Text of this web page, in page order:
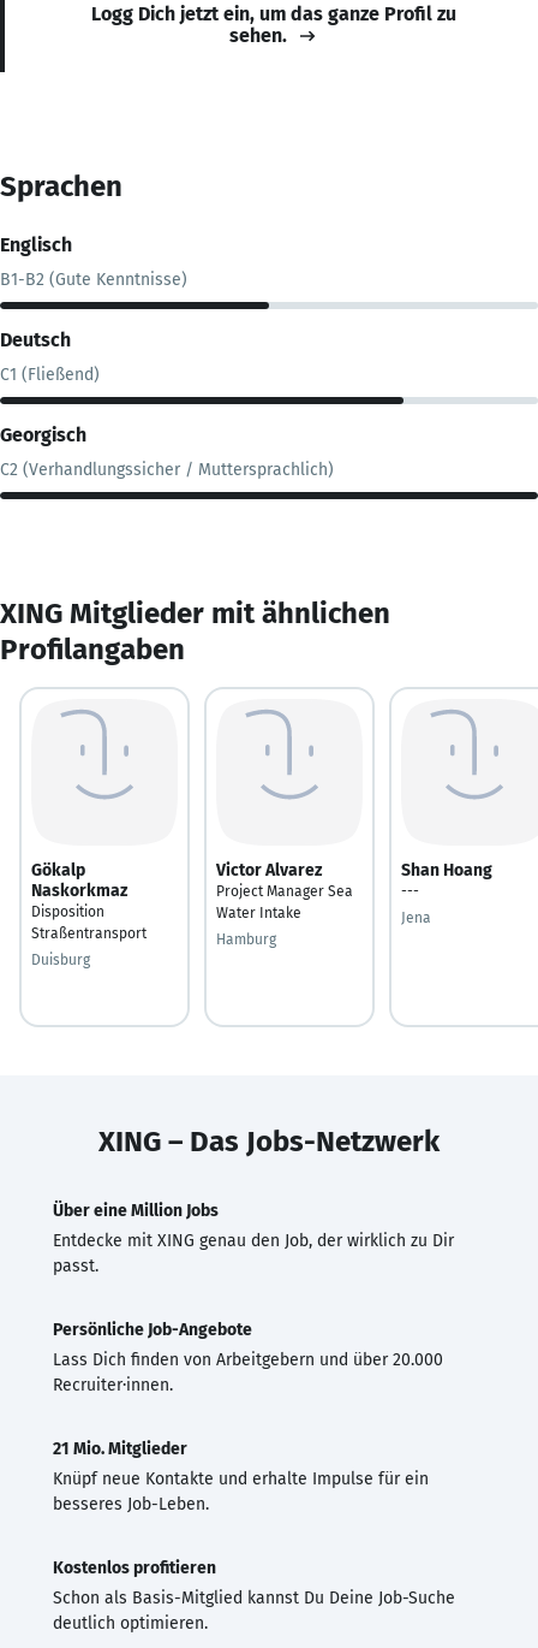
Logg Dich jetzt ein, um das ganze Profil zu
sehen.
Sprachen
Englisch
B1-B2 (Gute Kenntnisse)
Deutsch
C1 (Fließend)
Georgisch
C2 (Verhandlungssicher / Muttersprachlich)
XING Mitglieder mit ähnlichen
Profilangaben
Gökalp
Naskorkmaz
Disposition
Straßentransport
Duisburg
Victor Alvarez
Project Manager Sea
Water Intake
Hamburg
Shan Hoang
---
Jena
XING – Das Jobs-Netzwerk
Über eine Million Jobs
Entdecke mit XING genau den Job, der wirklich zu Dir
passt.
Persönliche Job-Angebote
Lass Dich finden von Arbeitgebern und über 20.000
Recruiter·innen.
21 Mio. Mitglieder
Knüpf neue Kontakte und erhalte Impulse für ein
besseres Job-Leben.
Kostenlos profitieren
Schon als Basis-Mitglied kannst Du Deine Job-Suche
deutlich optimieren.